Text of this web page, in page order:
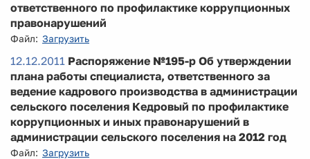
ответственного по профилактике коррупционных
правонарушений
Файл: Загрузить
12.12.2011 Распоряжение №195-р Об утверждении
плана работы специалиста, ответственного за
ведение кадрового производства в администрации
сельского поселения Кедровый по профилактике
коррупционных и иных правонарушений в
администрации сельского поселения на 2012 год
Файл: Загрузить